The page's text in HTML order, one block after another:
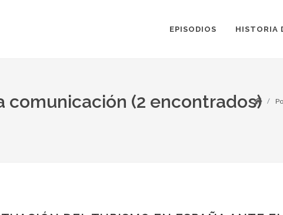
EPISODIOS HISTORIA
comunicación (2 encontrados)